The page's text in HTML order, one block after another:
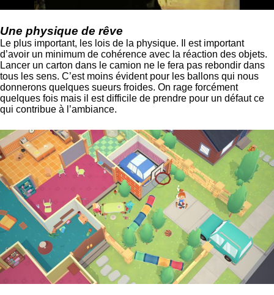
Une physique de rêve
Le plus important, les lois de la physique. Il est important
d’avoir un minimum de cohérence avec la réaction des objets.
Lancer un carton dans le camion ne le fera pas rebondir dans
tous les sens. C’est moins évident pour les ballons qui nous
donnerons quelques sueurs froides. On rage forcément
quelques fois mais il est difficile de prendre pour un défaut ce
qui contribue à l’ambiance.